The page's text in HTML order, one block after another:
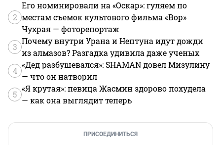
2
Его номинировали на «Оскар»: гуляем по
местам съемок культового фильма «Вор»
Чухрая — фоторепортаж
3
Почему внутри Урана и Нептуна идут дожди
из алмазов? Разгадка удивила даже ученых
4
«Дед разбушевался»: SHAMAN довел Мизулину
— что он натворил
5
«Я крутая»: певица Жасмин здорово похудела
— как она выглядит теперь
ПРИСОЕДИНИТЬСЯ